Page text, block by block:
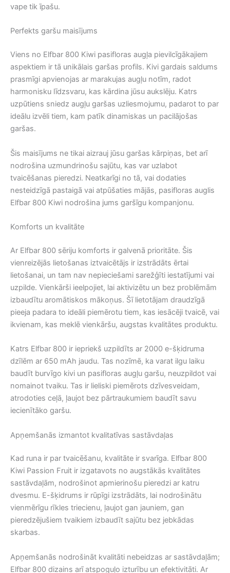
vape tik īpašu.
Perfekts garšu maisījums
Viens no Elfbar 800 Kiwi pasifloras augļa pievilcīgākajiem
aspektiem ir tā unikālais garšas profils. Kivi gardais saldums
prasmīgi apvienojas ar marakujas augļu notīm, radot
harmonisku līdzsvaru, kas kārdina jūsu aukslēju. Katrs
uzpūtiens sniedz augļu garšas uzliesmojumu, padarot to par
ideālu izvēli tiem, kam patīk dinamiskas un pacilājošas
garšas.
Šis maisījums ne tikai aizrauj jūsu garšas kārpiņas, bet arī
nodrošina uzmundrinošu sajūtu, kas var uzlabot
tvaicēšanas pieredzi. Neatkarīgi no tā, vai dodaties
nesteidzīgā pastaigā vai atpūšaties mājās, pasifloras auglis
Elfbar 800 Kiwi nodrošina jums garšīgu kompanjonu.
Komforts un kvalitāte
Ar Elfbar 800 sēriju komforts ir galvenā prioritāte. Šis
vienreizējās lietošanas iztvaicētājs ir izstrādāts ērtai
lietošanai, un tam nav nepieciešami sarežģīti iestatījumi vai
uzpilde. Vienkārši ieelpojiet, lai aktivizētu un bez problēmām
izbaudītu aromātiskos mākoņus. Šī lietotājam draudzīgā
pieeja padara to ideāli piemērotu tiem, kas iesācēji tvaicē, vai
ikvienam, kas meklē vienkāršu, augstas kvalitātes produktu.
Katrs Elfbar 800 ir iepriekš uzpildīts ar 2000 e-šķidruma
dzīlēm ar 650 mAh jaudu. Tas nozīmē, ka varat ilgu laiku
baudīt burvīgo kivi un pasifloras augļu garšu, neuzpildot vai
nomainot tvaiku. Tas ir lieliski piemērots dzīvesveidam,
atrodoties ceļā, ļaujot bez pārtraukumiem baudīt savu
iecienītāko garšu.
Apņemšanās izmantot kvalitatīvas sastāvdaļas
Kad runa ir par tvaicēšanu, kvalitāte ir svarīga. Elfbar 800
Kiwi Passion Fruit ir izgatavots no augstākās kvalitātes
sastāvdaļām, nodrošinot apmierinošu pieredzi ar katru
dvesmu. E-šķidrums ir rūpīgi izstrādāts, lai nodrošinātu
vienmērīgu rīkles triecienu, ļaujot gan jauniem, gan
pieredzējušiem tvaikiem izbaudīt sajūtu bez jebkādas
skarbas.
Apņemšanās nodrošināt kvalitāti nebeidzas ar sastāvdaļām;
Elfbar 800 dizains arī atspoguļo izturību un efektivitāti. Ar